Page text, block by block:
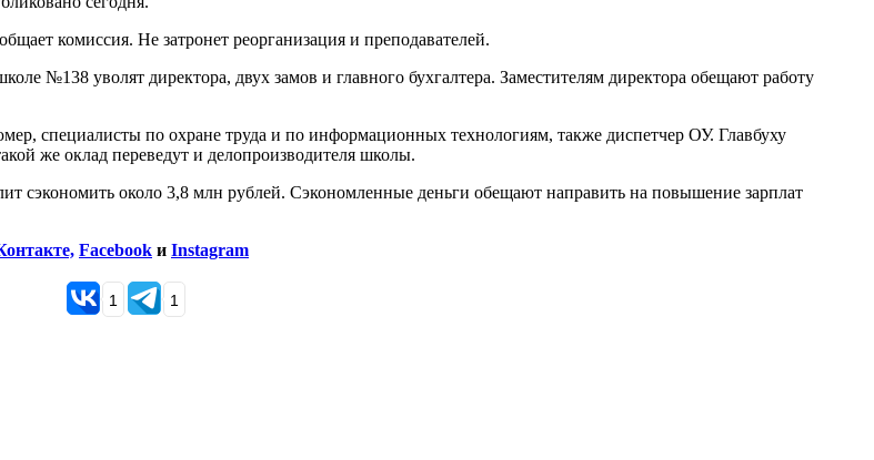
комиссия. Не затронет реорганизация и преподавателей.
№138 уволят директора, двух замов и главного бухгалтера. Заместителям директора обещают работу
специалисты по охране труда и по информационных технологиям, также диспетчер ОУ. Главбуху
же оклад переведут и делопроизводителя школы.
сэкономить около 3,8 млн рублей. Сэкономленные деньги обещают направить на повышение зарплат
Facebook и Instagram
1 1